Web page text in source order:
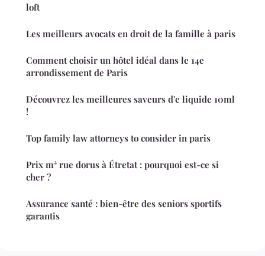
loft
Les meilleurs avocats en droit de la famille à paris
Comment choisir un hôtel idéal dans le 14e
arrondissement de Paris
Découvrez les meilleures saveurs d'e liquide 10ml
!
Top family law attorneys to consider in paris
Prix m² rue dorus à Étretat : pourquoi est-ce si
cher ?
Assurance santé : bien-être des seniors sportifs
garantis